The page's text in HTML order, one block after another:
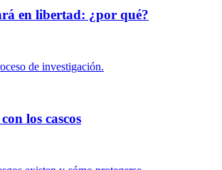
en libertad: ¿por qué?
de investigación.
los cascos